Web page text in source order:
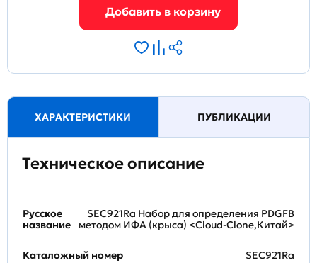
ХАРАКТЕРИСТИКИ ПУБЛИКАЦИИ
Техническое описание
Русское
название
SEC921Ra Набор для определения PDGFB
методом ИФА (крыса) <Cloud-Clone,Китай>
Каталожный номер SEC921Ra